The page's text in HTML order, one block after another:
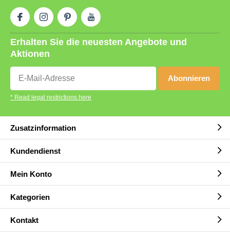
Erhalten Sie die neuesten Angebote und
Aktionen
Abonnieren
* Read legal restrictions here
Zusatzinformation
Kundendienst
Mein Konto
Kategorien
Kontakt